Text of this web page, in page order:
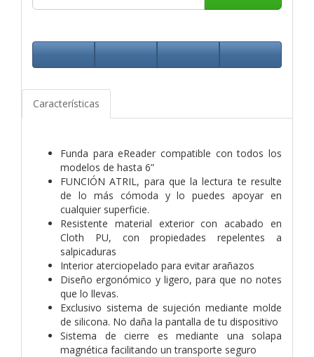
Características
Funda para eReader compatible con todos los
modelos de hasta 6”
FUNCIÓN ATRIL, para que la lectura te resulte
de lo más cómoda y lo puedes apoyar en
cualquier superficie.
Resistente material exterior con acabado en
Cloth PU, con propiedades repelentes a
salpicaduras
Interior aterciopelado para evitar arañazos
Diseño ergonómico y ligero, para que no notes
que lo llevas.
Exclusivo sistema de sujeción mediante molde
de silicona. No daña la pantalla de tu dispositivo
Sistema de cierre es mediante una solapa
magnética facilitando un transporte seguro